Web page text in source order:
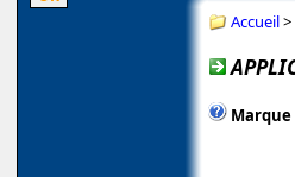
Accueil>
Marque